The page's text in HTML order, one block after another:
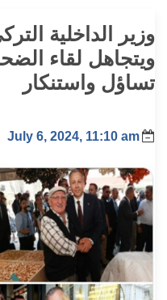
وزير الداخلية
ويتجاهل لقاء
تساؤل واستنكار
July 6, 2024, 11:10 am